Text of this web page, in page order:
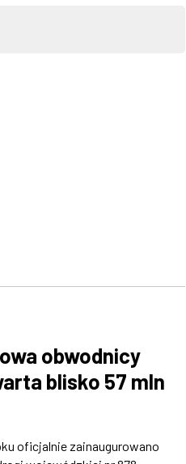
obwodnicy
blisko 57 mln
oficjalnie zainaugurowano